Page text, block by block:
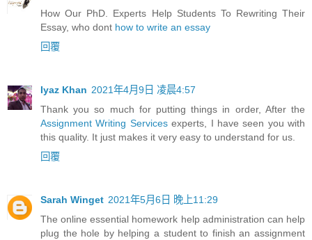
How Our PhD. Experts Help Students To Rewriting Their
Essay, who dont how to write an essay
回覆
Iyaz Khan 2021年4月9日 凌晨4:57
Thank you so much for putting things in order, After the
Assignment Writing Servicesexperts, I have seen you with
this quality. It just makes it very easy to understand for us.
回覆
Sarah Winget 2021年5月6日 晚上11:29
The online essential homework help administration can help
plug the hole by helping a student to finish an assignment